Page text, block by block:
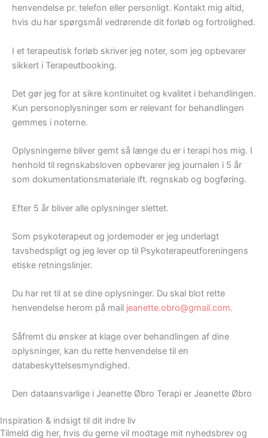
henvendelse pr. telefon eller personligt. Kontakt mig altid,
hvis du har spørgsmål vedrørende dit forløb og fortrolighed.
I et terapeutisk forløb skriver jeg noter, som jeg opbevarer
sikkert i Terapeutbooking.
Det gør jeg for at sikre kontinuitet og kvalitet i behandlingen.
Kun personoplysninger som er relevant for behandlingen
gemmes i noterne.
Oplysningerne bliver gemt så længe du er i terapi hos mig. I
henhold til regnskabsloven opbevarer jeg journalen i 5 år
som dokumentationsmateriale ift. regnskab og bogføring.
Efter 5 år bliver alle oplysninger slettet.
Som psykoterapeut og jordemoder er jeg underlagt
tavshedspligt og jeg lever op til Psykoterapeutforeningens
etiske retningslinjer.
Du har ret til at se dine oplysninger. Du skal blot rette
henvendelse herom på mail jeanette.obro@gmail.com.
Såfremt du ønsker at klage over behandlingen af dine
oplysninger, kan du rette henvendelse til en
databeskyttelsesmyndighed.
Den dataansvarlige i Jeanette Øbro Terapi er Jeanette Øbro
Inspiration & indsigt til dit indre liv
Tilmeld dig her, hvis du gerne vil modtage mit nyhedsbrev og